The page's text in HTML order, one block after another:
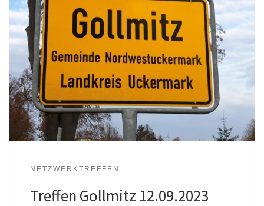
NETZWERKTREFFEN
Treffen Gollmitz 12.09.2023